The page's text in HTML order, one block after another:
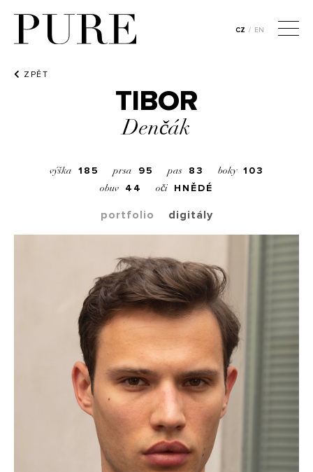
CZ / EN
ZPĚT
TIBOR
Denčák
výška 185 prsa 95 pas 83 boky 103
obuv 44 oči HNĚDÉ
portfolio digitály